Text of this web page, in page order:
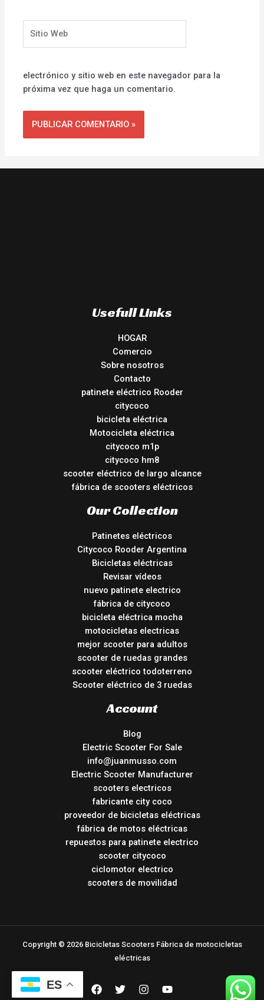
Web
electrónico y sitio web en este navegador para la
próxima vez que haga un comentario.
Usefull Links
HOGAR
Comercio
Sobre nosotros
Contacto
patinete eléctrico Rooder
citycoco
bicicleta eléctrica
Motocicleta eléctrica
citycoco m1p
citycoco hm8
scooter eléctrico de largo alcance
fábrica de scooters eléctricos
Our Collection
Patinetes eléctricos
Citycoco Rooder Argentina
Bicicletas eléctricas
Revisar vídeos
nuevo patinete electrico
fábrica de citycoco
bicicleta eléctrica mocha
motocicletas electricas
mejor scooter para adultos
scooter de ruedas grandes
scooter eléctrico todoterreno
Scooter eléctrico de 3 ruedas
Account
Blog
Electric Scooter For Sale
info@juanmusso.com
Electric Scooter Manufacturer
scooters electricos
fabricante city coco
proveedor de bicicletas eléctricas
fábrica de motos eléctricas
repuestos para patinete electrico
scooter citycoco
ciclomotor electrico
scooters de movilidad
Copyright © 2026 Bicicletas Scooters Fábrica de motocicletas
eléctricas
ES